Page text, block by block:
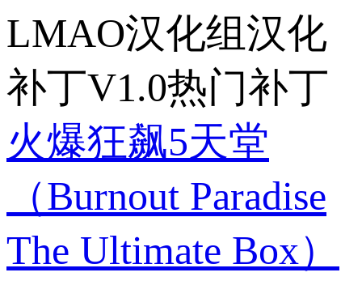
LMAO汉化组汉化
补丁V1.0热门补丁
火爆狂飙5天堂
（Burnout Paradise
The Ultimate Box）